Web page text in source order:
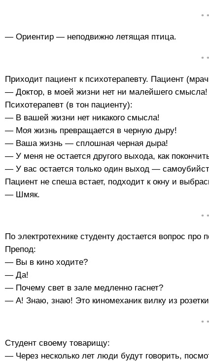
•
— Ориентир — неподвижно летящая птица.
•
Приходит пациент к психотерапевту. Пациент
— Доктор, в моей жизни нет ни малейшего смысла!
Психотерапевт (в тон пациенту):
— В вашей жизни нет никакого смысла!
— Моя жизнь превращается в черную дыру!
— Ваша жизнь — сплошная черная дыра!
— У меня не остается другого выхода, как
— У вас остается только один выход —
Пациент не спеша встает, подходит к окну и
— Шмяк.
•
По электротехнике студенту достается вопрос про
Препод:
— Вы в кино ходите?
— Да!
— Почему свет в зале медленно гаснет?
— А! Знаю, знаю! Это киномеханик вилку из
•
Студент своему товарищу:
— Через несколько лет люди будут говорить,